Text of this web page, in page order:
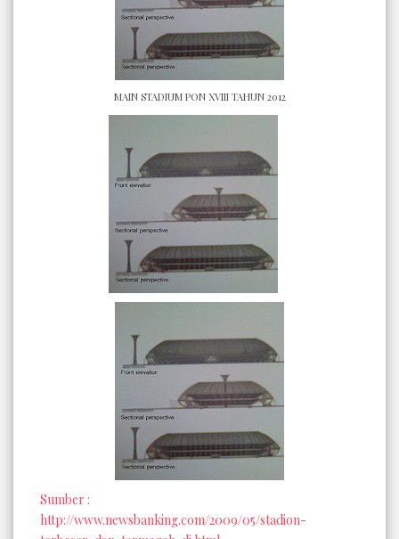
MAIN STADIUM PON XVIII TAHUN 2012
Sumber :
http://www.newsbanking.com/2009/05/stadion-